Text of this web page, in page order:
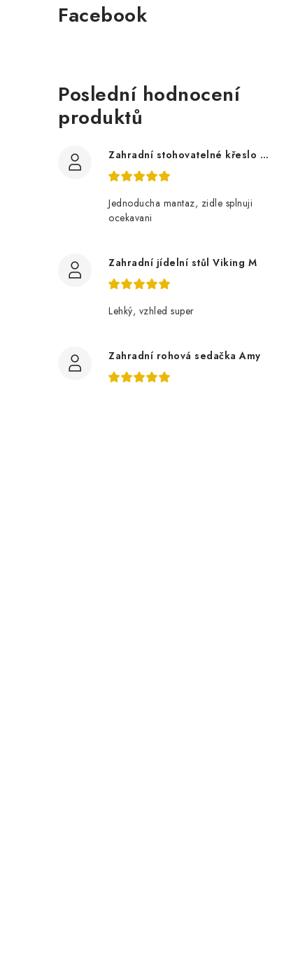
Facebook
Poslední hodnocení
produktů
Zahradní stohovatelné křeslo LUCY z akácie
Jednoducha mantaz, zidle splnuji
ocekavani
Zahradní jídelní stůl Viking M
Lehký, vzhled super
Zahradní rohová sedačka Amy